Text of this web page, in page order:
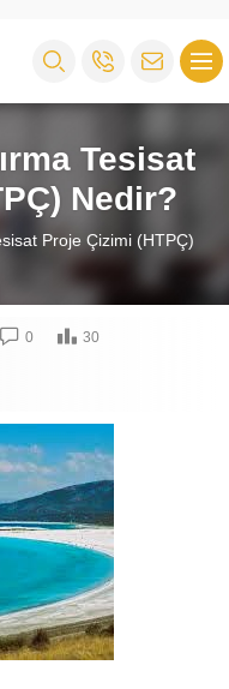
Tesisat
Nedir?
Proje Çizimi (HTPÇ)
0 30